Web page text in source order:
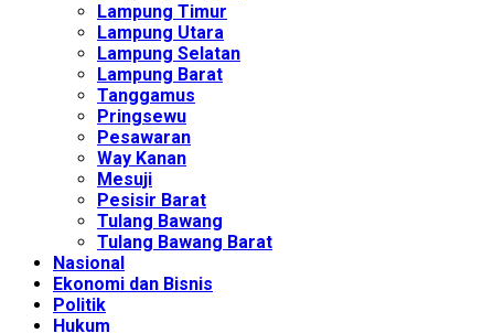
Lampung Timur
Lampung Utara
Lampung Selatan
Lampung Barat
Tanggamus
Pringsewu
Pesawaran
Way Kanan
Mesuji
Pesisir Barat
Tulang Bawang
Tulang Bawang Barat
Nasional
Ekonomi dan Bisnis
Politik
Hukum